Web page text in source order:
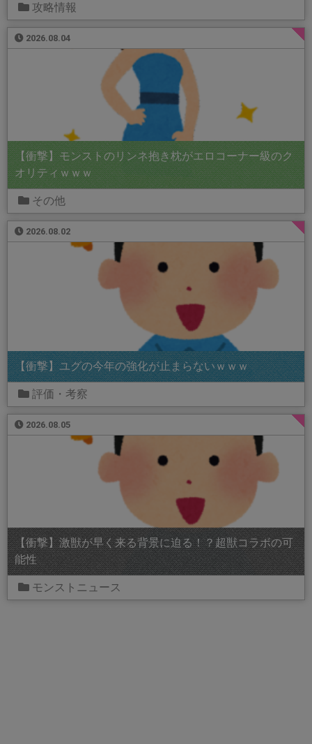
攻略情報
2026.08.04
【衝撃】モンストのリンネ抱き枕がエロコーナー級のク
オリティｗｗｗ
その他
2026.08.02
【衝撃】ユグの今年の強化が止まらないｗｗｗ
評価・考察
2026.08.05
【衝撃】激獣が早く来る背景に迫る！？超獣コラボの可
能性
モンストニュース